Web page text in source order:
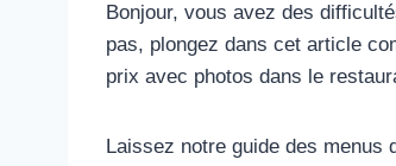
Bonjour, vous avez des
pas, plongez dans cet article
prix avec photos dans le
Laissez notre guide des menus